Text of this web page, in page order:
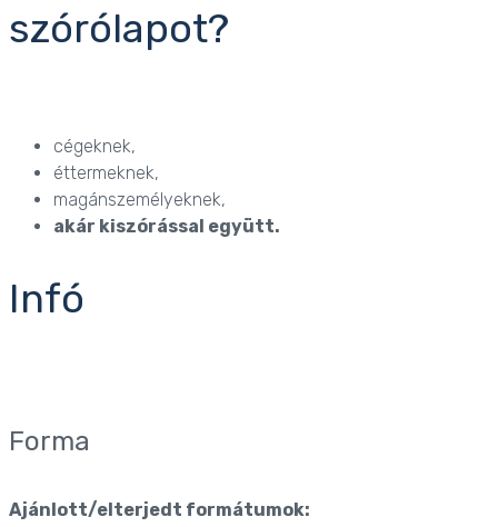
szórólapot?
cégeknek,
éttermeknek,
magánszemélyeknek,
akár kiszórással együtt.
Infó
Forma
Ajánlott/elterjedt formátumok: